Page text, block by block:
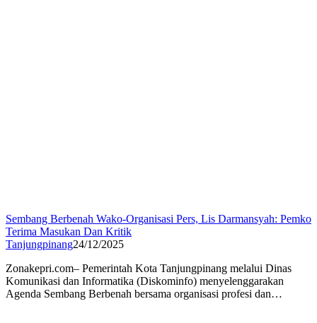
Sembang Berbenah Wako-Organisasi Pers, Lis Darmansyah: Pemko
Terima Masukan Dan Kritik
Tanjungpinang24/12/2025
Zonakepri.com– Pemerintah Kota Tanjungpinang melalui Dinas
Komunikasi dan Informatika (Diskominfo) menyelenggarakan
Agenda Sembang Berbenah bersama organisasi profesi dan…